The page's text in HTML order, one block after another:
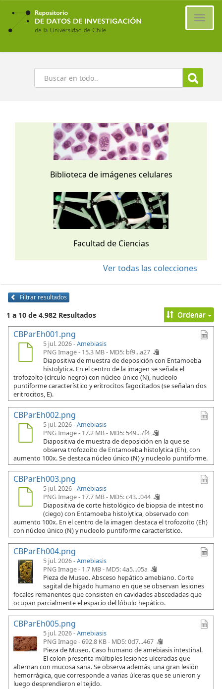
Ir
contenido
principal
Buscar
Biblioteca de imágenes celulares
Facultad de Ciencias
Ver todas las colecciones
Filtrar resultados
1 a 10 de 4.982 Resultados Ordenar
CBParEh001.png
5 jul. 2026 -Amebiasis
PNG Image - 15.3 MB - MD5: bf9...a27
Diapositiva de muestra de deposición con Entamoeba
histolytica. En el centro de la imagen se señala el
trofozoíto (círculo negro) con núcleo único (N), nucleolo
puntiforme característico y eritrocitos fagocitados (se señalan dos
eritrocitos, E).
CBParEh002.png
5 jul. 2026 -Amebiasis
PNG Image - 17.2 MB - MD5: 549...7f4
Diapositiva de muestra de deposición en la que se
observa trofozoíto de Entamoeba histolytica (Eh), con
aumento 100x. Se destaca núcleo único (N) y nucleolo puntiforme.
CBParEh003.png
5 jul. 2026 -Amebiasis
PNG Image - 17.7 MB - MD5: c43...044
Diapositiva de corte histológico de biopsia de intestino
(ciego) con Entamoeba histolytica, observado con
aumento 100x. En el centro de la imagen destaca el trofozoíto (Eh)
con núcleo único (N) y nucleolo puntiforme característico.
CBParEh004.png
5 jul. 2026 -Amebiasis
PNG Image - 1.7 MB - MD5: 4a5...05a
Pieza de Museo. Absceso hepático amebiano. Corte
sagital de hígado humano en que se observan lesiones
focales remanentes que consisten en cavidades abscedadas que
ocupan parcialmente el espacio del lóbulo hepático.
CBParEh005.png
5 jul. 2026 -Amebiasis
PNG Image - 692.8 KB - MD5: 0d7...467
Pieza de Museo. Caso humano de amebiasis intestinal.
El colon presenta múltiples lesiones ulceradas que
alternan con mucosa sana. Se observa además, una gran lesión
hemorrágica, que corresponde a varias úlceras que se unieron y
luego desprendieron el tejido.